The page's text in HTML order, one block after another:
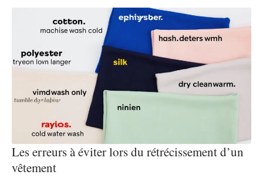
Les erreurs à éviter lors du rétrécissement d’un
vêtement